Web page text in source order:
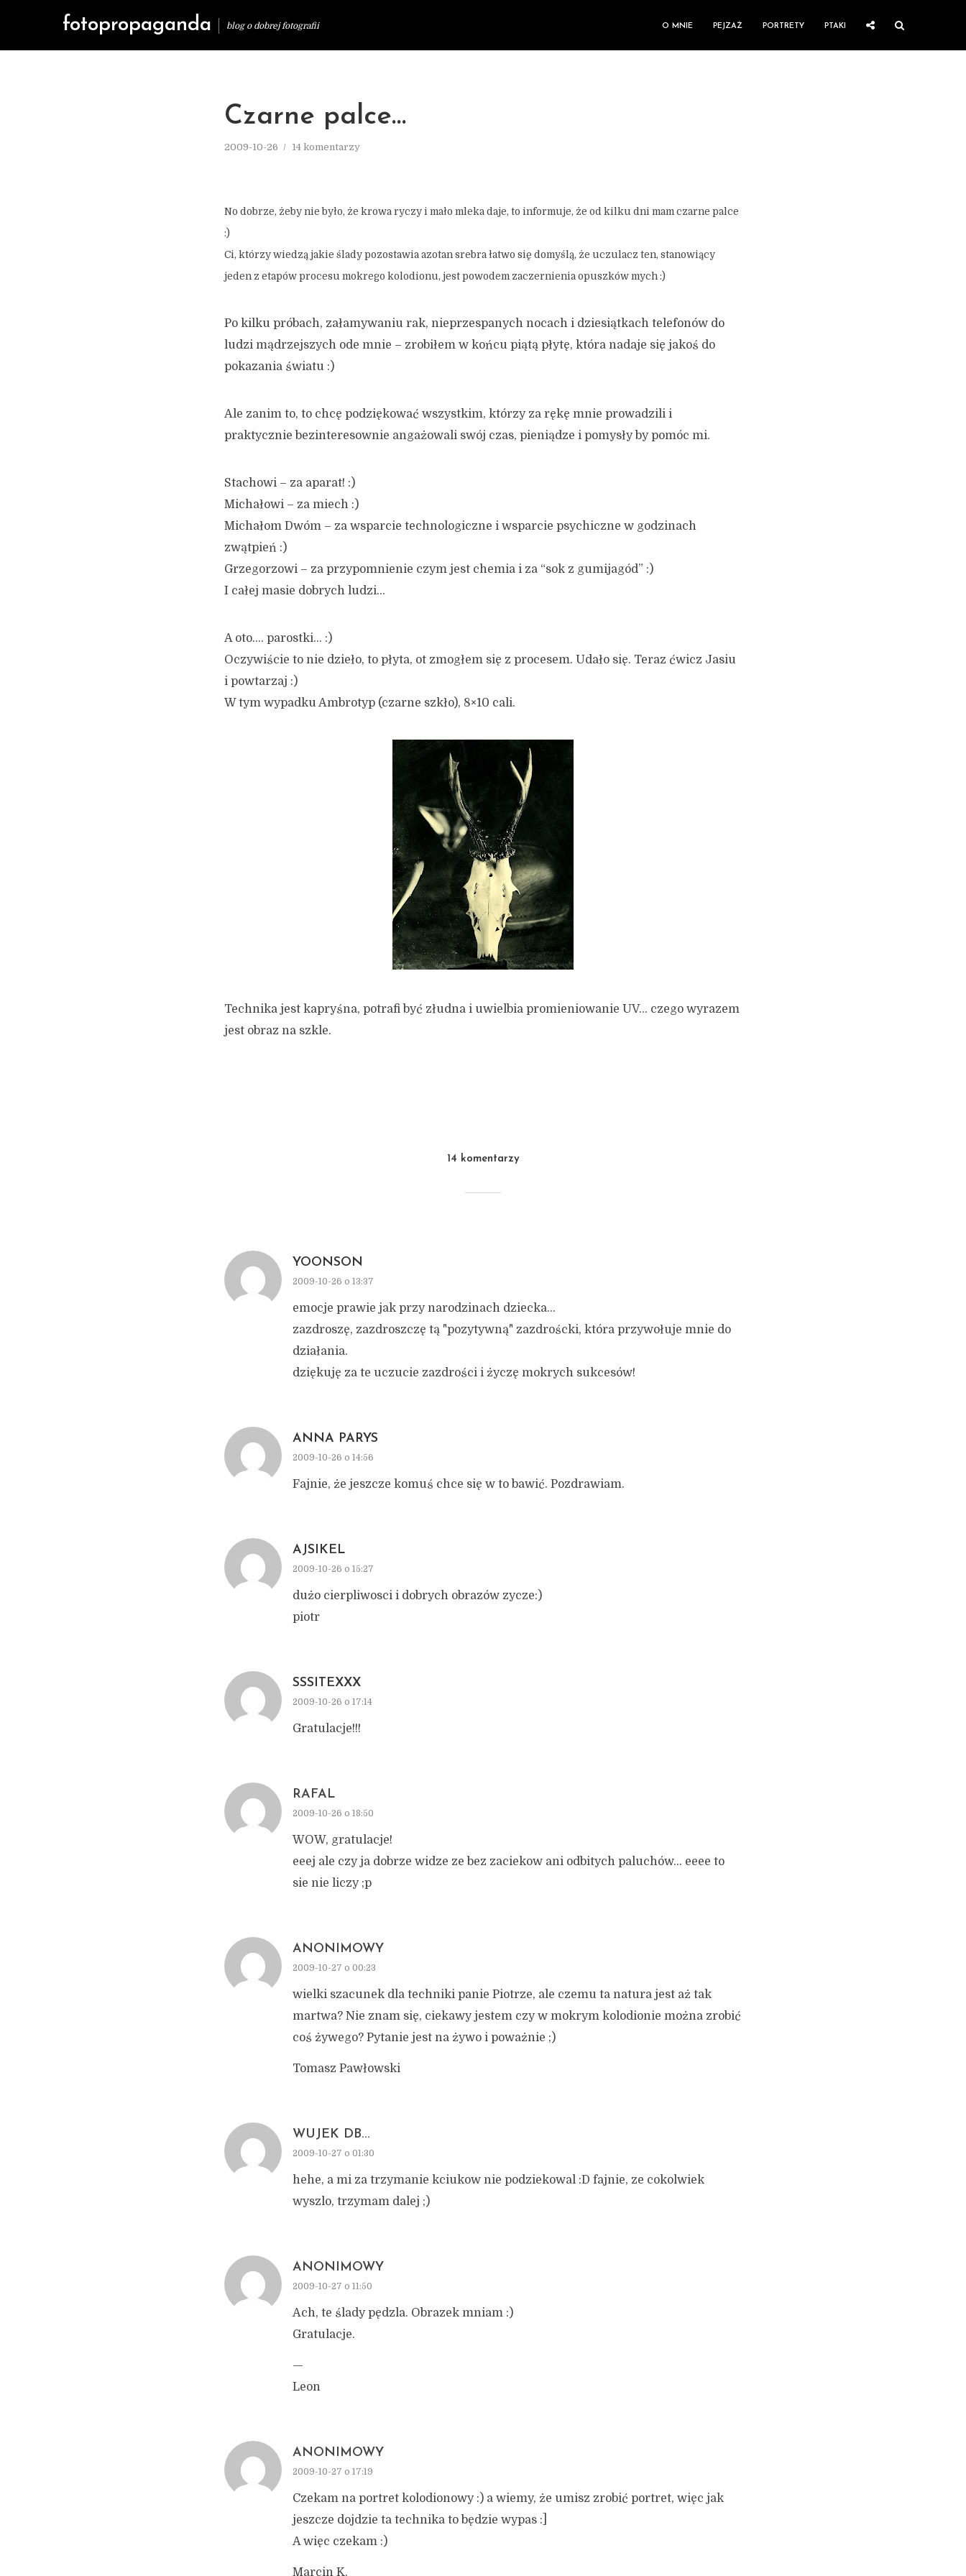
fotopropaganda blog o dobrej fotografii O MNIE PEJZAŻ PORTRETY PTAKI
Czarne palce…
2009-10-26 14 komentarzy
No dobrze, żeby nie było, że krowa ryczy i mało mleka daje, to informuje, że od kilku dni mam czarne palce
:)
Ci, którzy wiedzą jakie ślady pozostawia azotan srebra łatwo się domyślą, że uczulacz ten, stanowiący
jeden z etapów procesu mokrego kolodionu, jest powodem zaczernienia opuszków mych :)
Po kilku próbach, załamywaniu rak, nieprzespanych nocach i dziesiątkach telefonów do
ludzi mądrzejszych ode mnie – zrobiłem w końcu piątą płytę, która nadaje się jakoś do
pokazania światu :)
Ale zanim to, to chcę podziękować wszystkim, którzy za rękę mnie prowadzili i
praktycznie bezinteresownie angażowali swój czas, pieniądze i pomysły by pomóc mi.
Stachowi – za aparat! :)
Michałowi – za miech :)
Michałom Dwóm – za wsparcie technologiczne i wsparcie psychiczne w godzinach
zwątpień :)
Grzegorzowi – za przypomnienie czym jest chemia i za “sok z gumijagód” :)
I całej masie dobrych ludzi…
A oto…. parostki… :)
Oczywiście to nie dzieło, to płyta, ot zmogłem się z procesem. Udało się. Teraz ćwicz Jasiu
i powtarzaj :)
W tym wypadku Ambrotyp (czarne szkło), 8×10 cali.
Technika jest kapryśna, potrafi być złudna i uwielbia promieniowanie UV… czego wyrazem
jest obraz na szkle.
14 komentarzy
YOONSON
2009-10-26 o 13:37
emocje prawie jak przy narodzinach dziecka…
zazdroszę, zazdroszczę tą "pozytywną" zazdroścki, która przywołuje mnie do
działania.
dziękuję za te uczucie zazdrości i życzę mokrych sukcesów!
ANNA PARYS
2009-10-26 o 14:56
Fajnie, że jeszcze komuś chce się w to bawić. Pozdrawiam.
AJSIKEL
2009-10-26 o 15:27
dużo cierpliwosci i dobrych obrazów zycze:)
piotr
SSSITEXXX
2009-10-26 o 17:14
Gratulacje!!!
RAFAL
2009-10-26 o 18:50
WOW, gratulacje!
eeej ale czy ja dobrze widze ze bez zaciekow ani odbitych paluchów… eeee to
sie nie liczy ;p
ANONIMOWY
2009-10-27 o 00:23
wielki szacunek dla techniki panie Piotrze, ale czemu ta natura jest aż tak
martwa? Nie znam się, ciekawy jestem czy w mokrym kolodionie można zrobić
coś żywego? Pytanie jest na żywo i poważnie ;)
Tomasz Pawłowski
WUJEK DB...
2009-10-27 o 01:30
hehe, a mi za trzymanie kciukow nie podziekowal :D fajnie, ze cokolwiek
wyszlo, trzymam dalej ;)
ANONIMOWY
2009-10-27 o 11:50
Ach, te ślady pędzla. Obrazek mniam :)
Gratulacje.
—
Leon
ANONIMOWY
2009-10-27 o 17:19
Czekam na portret kolodionowy :) a wiemy, że umisz zrobić portret, więc jak
jeszcze dojdzie ta technika to będzie wypas :]
A więc czekam :)
Marcin K.